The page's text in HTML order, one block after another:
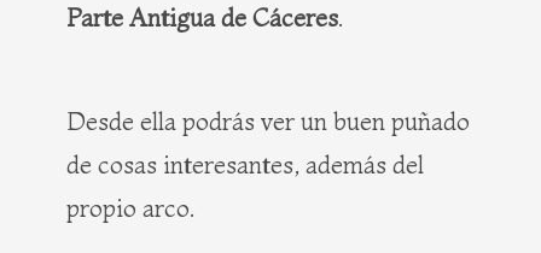
Parte Antigua de Cáceres.
Desde ella podrás ver un buen puñado
de cosas interesantes, además del
propio arco.